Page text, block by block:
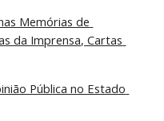
Memórias de
da Imprensa, Cartas
Pública no Estado